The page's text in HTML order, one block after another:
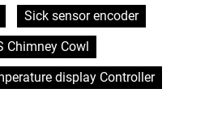
Sick sensor encoder
Chimney Cowl
display Controller